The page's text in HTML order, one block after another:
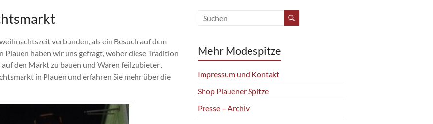
verbunden, als ein Besuch auf dem
Plauen haben wir uns gefragt, woher diese Tradition
den Markt zu bauen und Waren feilzubieten.
in Plauen und erfahren Sie mehr über die
Mehr Modespitze
Impressum und Kontakt
Shop Plauener Spitze
Presse – Archiv